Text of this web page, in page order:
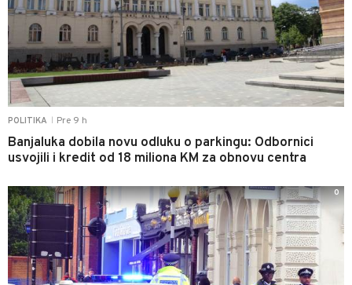
POLITIKA Pre 9 h
Banjaluka dobila novu odluku o parkingu: Odbornici
usvojili i kredit od 18 miliona KM za obnovu centra
0